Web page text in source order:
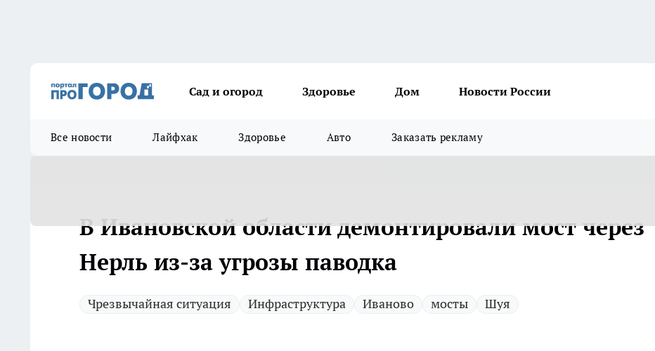
Сад и огород Здоровье Дом Новости России
Все новости Лайфхак Здоровье Авто Заказать рекламу
В Ивановской области демонтировали мост через
Нерль из-за угрозы паводка
Чрезвычайная ситуация Инфраструктура Иваново мосты Шуя